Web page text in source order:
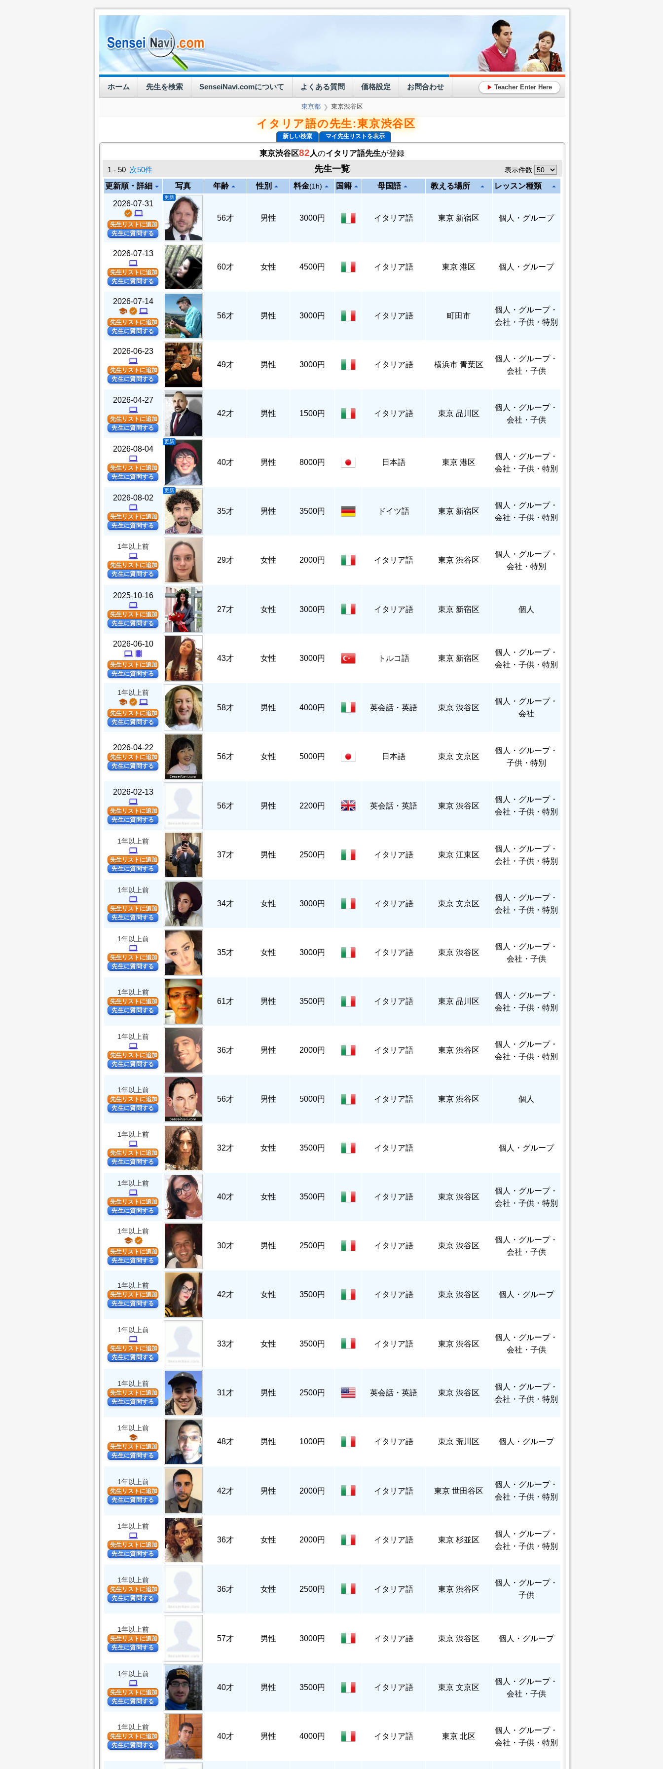
ホーム 先生を検索 SenseiNavi.comについて よくある質問 価格設定 お問合わせ ▶ Teacher Enter Here
東京都 ❯ 東京渋谷区
イタリア語の先生:東京渋谷区
新しい検索 マイ先生リストを表示
東京渋谷区82 人のイタリア語先生が登録
先生一覧
1 - 50 次50件 表示件数
更新順・詳細 arrow_drop_down 写真 年齢arrow_drop_up 性別 arrow_drop_up 料金(1h) arrow_drop_up 国籍arrow_drop_up 母国語arrow_drop_up 教える場所 arrow_drop_up レッスン種類 arrow_drop_up
2026-07-31
verified computer
先生リストに追加
先生に質問する
更新
56才 男性 3000円 イタリア語 東京 新宿区 個人 ・グループ
2026-07-13
computer
先生リストに追加
先生に質問する
60才 女性 4500円 イタリア語 東京 港区 個人 ・グループ
2026-07-14
school verified computer
先生リストに追加
先生に質問する
56才 男性 3000円 イタリア語 町田市
個人
・グループ・
会社・子供・特別
2026-06-23
computer
先生リストに追加
先生に質問する
49才 男性 3000円 イタリア語 横浜市 青葉区
個人
・グループ・
会社・子供
2026-04-27
computer
先生リストに追加
先生に質問する
42才 男性 1500円 イタリア語 東京 品川区
個人
・グループ・
会社・子供
2026-08-04
computer
先生リストに追加
先生に質問する
更新
40才 男性 8000円 日本語 東京 港区
個人
・グループ・
会社・子供・特別
2026-08-02
computer
先生リストに追加
先生に質問する
更新
35才 男性 3500円 ドイツ語 東京 新宿区
個人
・グループ・
会社・子供・特別
1年以上前
computer
先生リストに追加
先生に質問する
29才 女性 2000円 イタリア語 東京 渋谷区
個人
・グループ・
会社・特別
2025-10-16
computer
先生リストに追加
先生に質問する
27才 女性 3000円 イタリア語 東京 新宿区 個人
2026-06-10
computer theaters
先生リストに追加
先生に質問する
43才 女性 3000円 トルコ語 東京 新宿区
個人
・グループ・
会社・子供・特別
1年以上前
school verified computer
先生リストに追加
先生に質問する
58才 男性 4000円 英会話・英語 東京 渋谷区
個人
・グループ・
会社
2026-04-22
先生リストに追加
先生に質問する
56才 女性 5000円 日本語 東京 文京区
個人
・グループ・
子供・特別
2026-02-13
computer
先生リストに追加
先生に質問する
56才 男性 2200円 英会話・英語 東京 渋谷区
個人
・グループ・
会社・子供・特別
1年以上前
computer
先生リストに追加
先生に質問する
37才 男性 2500円 イタリア語 東京 江東区
個人
・グループ・
会社・子供・特別
1年以上前
computer
先生リストに追加
先生に質問する
34才 女性 3000円 イタリア語 東京 文京区
個人
・グループ・
会社・子供・特別
1年以上前
computer
先生リストに追加
先生に質問する
35才 女性 3000円 イタリア語 東京 渋谷区
個人
・グループ・
会社・子供
1年以上前
先生リストに追加
先生に質問する
61才 男性 3500円 イタリア語 東京 品川区
個人
・グループ・
会社・子供・特別
1年以上前
computer
先生リストに追加
先生に質問する
36才 男性 2000円 イタリア語 東京 渋谷区
個人
・グループ・
会社・子供・特別
1年以上前
先生リストに追加
先生に質問する
56才 男性 5000円 イタリア語 東京 渋谷区 個人
1年以上前
computer
先生リストに追加
先生に質問する
32才 女性 3500円 イタリア語 個人 ・グループ
1年以上前
computer
先生リストに追加
先生に質問する
40才 女性 3500円 イタリア語 東京 渋谷区
個人
・グループ・
会社・子供・特別
1年以上前
school verified
先生リストに追加
先生に質問する
30才 男性 2500円 イタリア語 東京 渋谷区
個人
・グループ・
会社・子供
1年以上前
先生リストに追加
先生に質問する
42才 女性 3500円 イタリア語 東京 渋谷区 個人 ・グループ
1年以上前
computer
先生リストに追加
先生に質問する
33才 女性 3500円 イタリア語 東京 渋谷区
個人
・グループ・
会社・子供
1年以上前
先生リストに追加
先生に質問する
31才 男性 2500円 英会話・英語 東京 渋谷区
個人
・グループ・
会社・子供・特別
1年以上前
school
先生リストに追加
先生に質問する
48才 男性 1000円 イタリア語 東京 荒川区 個人 ・グループ
1年以上前
先生リストに追加
先生に質問する
42才 男性 2000円 イタリア語 東京 世田谷区
個人
・グループ・
会社・子供・特別
1年以上前
computer
先生リストに追加
先生に質問する
36才 女性 2000円 イタリア語 東京 杉並区
個人
・グループ・
会社・子供・特別
1年以上前
先生リストに追加
先生に質問する
36才 女性 2500円 イタリア語 東京 渋谷区
個人
・グループ・
子供
1年以上前
先生リストに追加
先生に質問する
57才 男性 3000円 イタリア語 東京 渋谷区 個人 ・グループ
1年以上前
computer
先生リストに追加
先生に質問する
40才 男性 3500円 イタリア語 東京 文京区
個人
・グループ・
会社・子供
1年以上前
先生リストに追加
先生に質問する
40才 男性 4000円 イタリア語 東京 北区
個人
・グループ・
会社・子供・特別